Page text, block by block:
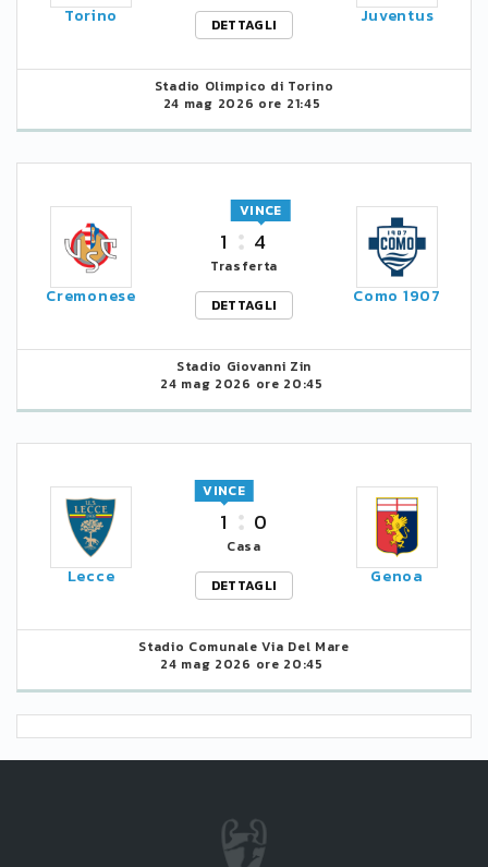
Torino
DETTAGLI
Juventus
Stadio Olimpico di Torino
24 mag 2026 ore 21:45
Cremonese
1 4
VINCE
Trasferta
DETTAGLI
Como 1907
Stadio Giovanni Zin
24 mag 2026 ore 20:45
Lecce
1
VINCE
0
Casa
DETTAGLI
Genoa
Stadio Comunale Via Del Mare
24 mag 2026 ore 20:45